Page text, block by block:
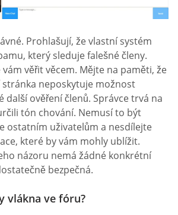
Prohlašují, že vlastní systém
který sleduje falešné členy.
věřit věcem. Mějte na paměti, že
neposkytuje možnost
další ověření členů. Správce trvá na
tón chování. Nemusí to být
ostatním uživatelům a nesdílejte
které by vám mohly ublížit.
názoru nemá žádné konkrétní
bezpečná.
vlákna ve fóru?